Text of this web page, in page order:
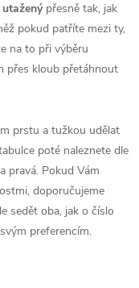
přesně tak, jak
pokud patříte mezi ty,
na to při výběru
přes kloub přetáhnout
prstu a tužkou udělat
poté naleznete dle
pravá. Pokud Vám
doporučujeme
sedět oba, jak o číslo
preferencím.